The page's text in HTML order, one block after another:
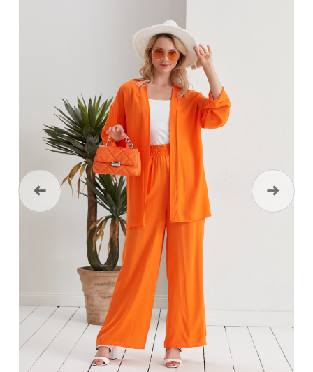
Önceki Sonraki